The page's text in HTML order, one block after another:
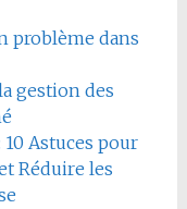
problème dans
gestion des
Astuces pour
Réduire les